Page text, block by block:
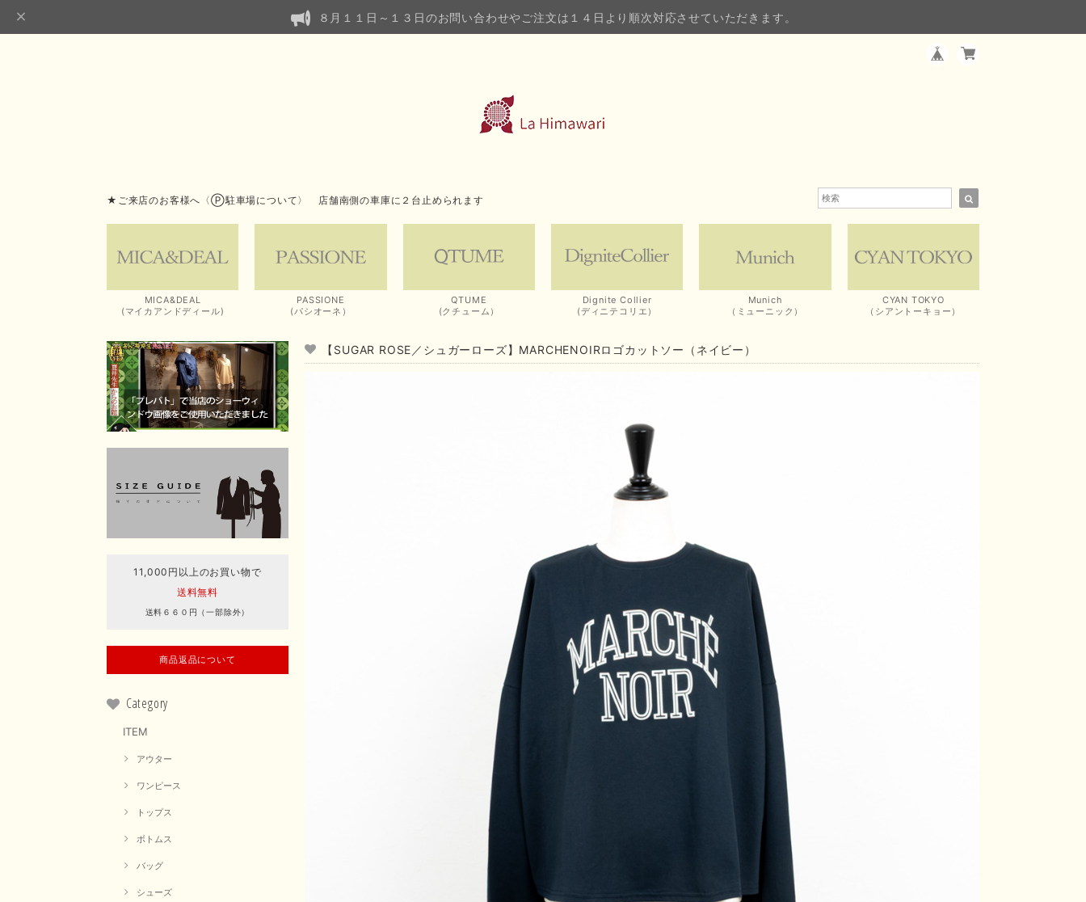
８月１１日～１３日のお問い合わせやご注文は１４日より順次対応させていただきます。
★ご来店のお客様へ〈Ⓟ駐車場について〉 店舗南側の車庫に２台止められます
MICA&DEAL
(マイカアンドディール)
PASSIONE
(パシオーネ）
QTUME
(クチューム）
Dignite Collier
(ディニテコリエ）
Munich
（ミューニック）
CYAN TOKYO
（シアントーキョー）
11,000円以上のお買い物で
送料無料
送料６６０円（一部除外）
商品返品について
Category
ITEM
アウター
ワンピース
トップス
ボトムス
バッグ
シューズ
【SUGAR ROSE／シュガーローズ】MARCHENOIRロゴカットソー（ネイビー）